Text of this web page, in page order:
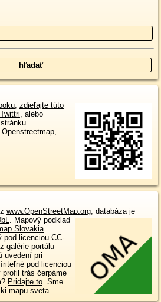
, zdieľajte túto
, alebo
www.OpenStreetMap.org, databáza je
. Mapový podklad
Slovakia
pod licenciou CC-
galérie portálu
uvedení pri
pod licenciou
trás čerpáme
Pridajte to. Sme
mapu sveta.